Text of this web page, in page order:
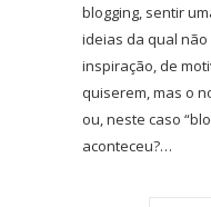
blogging, sentir
ideias da qual não
inspiração, de
quiserem, mas o
ou, neste caso
aconteceu?…